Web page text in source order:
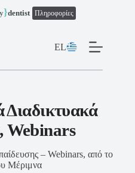
}dentist Πληροφορίες
EL
Διαδικτυακά
Webinars
– Webinars, από το
Μέριμνα